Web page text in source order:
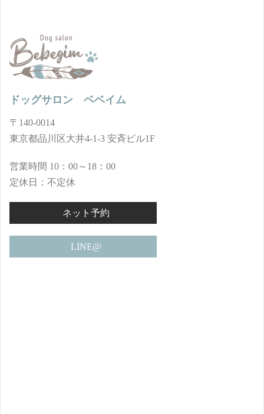
ドッグサロン ベベイム
〒140-0014
東京都品川区大井4-1-3 安斉ビル1F
営業時間 10：00～18：00
定休日：不定休
ネット予約
LINE@